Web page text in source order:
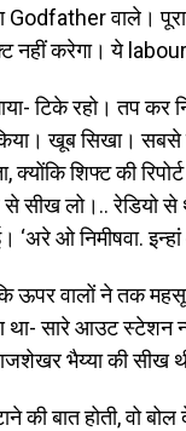
Godfather वाले।
नहीं करेगा। ये
टिके रहो। तप कर
खूब सिखा। सबसे
क्योंकि शिफ्ट की
सीख लो।.. रेडियो
‘अरे ओ निमीषवा.
कि ऊपर वालों ने तक
सारे आउट स्टेशन
भैय्या की सीख
की बात होती, वो